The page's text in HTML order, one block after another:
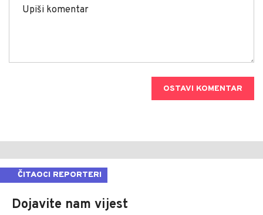
OSTAVI KOMENTAR
ČITAOCI REPORTERI
Dojavite nam vijest